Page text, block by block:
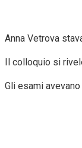
Anna Vetrova
Il colloquio si
Gli esami